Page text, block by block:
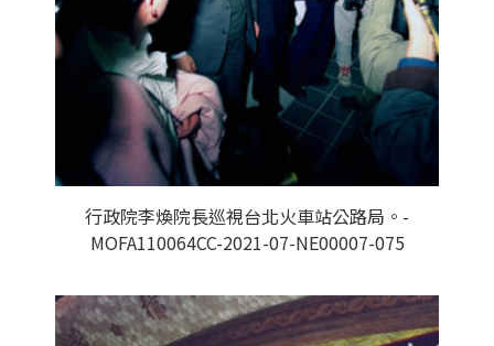
行政院李煥院長巡視台北火車站公路局。-
MOFA110064CC-2021-07-NE00007-075